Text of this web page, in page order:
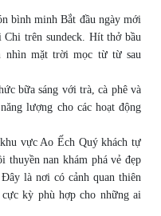
bình minh Bắt đầu ngày mới
trên sundeck. Hít thở bầu
nhìn mặt trời mọc từ từ sau
bữa sáng với trà, cà phê và
lượng cho các hoạt động
vực Ao Ếch Quý khách tự
thuyền nan khám phá vẻ đẹp
là nơi có cảnh quan thiên
kỳ phù hợp cho những ai